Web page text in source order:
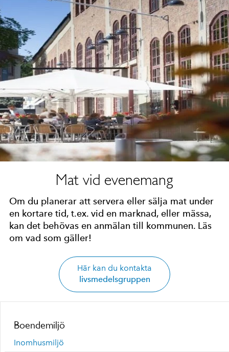
Mat vid evenemang
Om du planerar att servera eller sälja mat under
en kortare tid, t.ex. vid en marknad, eller mässa,
kan det behövas en anmälan till kommunen. Läs
om vad som gäller!
Här kan du kontakta
livsmedelsgruppen
Boendemiljö
Inomhusmiljö